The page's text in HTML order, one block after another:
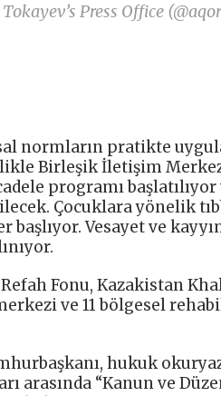
Press Office
normların pratikte
Birleşik İletişim Merkezi
programı başlatılıyor
Çocuklara yönelik
Vesayet ve
Fonu, Kazakistan
ve 11 bölgesel
hukuk
arasında “Kanun ve